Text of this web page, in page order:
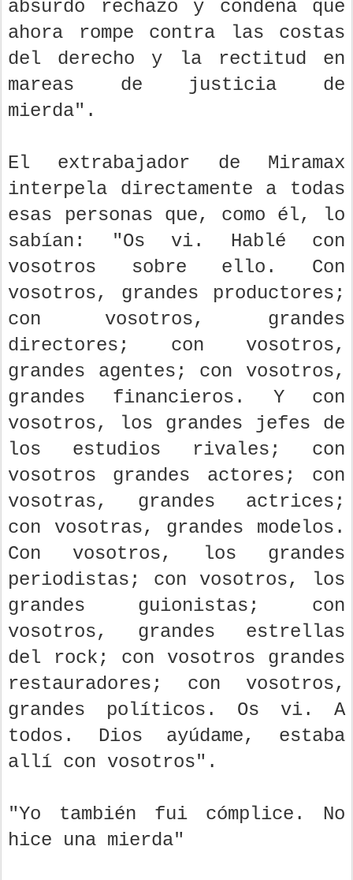
absurdo rechazo y condena que
ahora rompe contra las costas
del derecho y la rectitud en
mareas de justicia de
mierda".
El extrabajador de Miramax
interpela directamente a todas
esas personas que, como él, lo
sabían: "Os vi. Hablé con
vosotros sobre ello. Con
vosotros, grandes productores;
con vosotros, grandes
directores; con vosotros,
grandes agentes; con vosotros,
grandes financieros. Y con
vosotros, los grandes jefes de
los estudios rivales; con
vosotros grandes actores; con
vosotras, grandes actrices;
con vosotras, grandes modelos.
Con vosotros, los grandes
periodistas; con vosotros, los
grandes guionistas; con
vosotros, grandes estrellas
del rock; con vosotros grandes
restauradores; con vosotros,
grandes políticos. Os vi. A
todos. Dios ayúdame, estaba
allí con vosotros".
"Yo también fui cómplice. No
hice una mierda"